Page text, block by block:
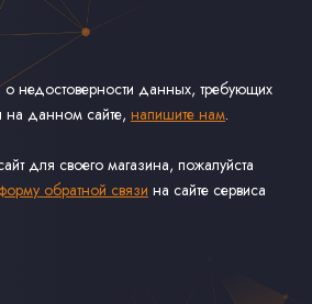
о недостоверности данных, требующих
на данном сайте, напишите нам.
для своего магазина, пожалуйста
форму обратной связи на сайте сервиса
В Наличии